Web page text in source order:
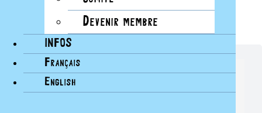
NEWSLETTER - BAINS DES PÂQUIS
Devenir membre
INFOS
Français
English